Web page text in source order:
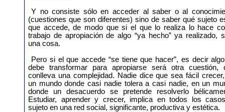
Y no consiste sólo en acceder al saber o al
(cuestiones que son diferentes) sino de saber qué sujeto
que accede, de modo que si el que lo realiza lo hace
trabajo de apropiación de algo “ya hecho” ya realizado,
una cosa.
Pero si el que accede “se tiene que hacer”, es decir
debe transformar para apropiarse será otra cuestión,
conlleva una complejidad. Nadie dice que sea fácil
un mundo donde casi nadie tolera a casi nadie, en un
donde un desacuerdo se pretende resolverlo
Estudiar, aprender y crecer, implica en todos los
sujeto en una red social, significante, productiva y estética.